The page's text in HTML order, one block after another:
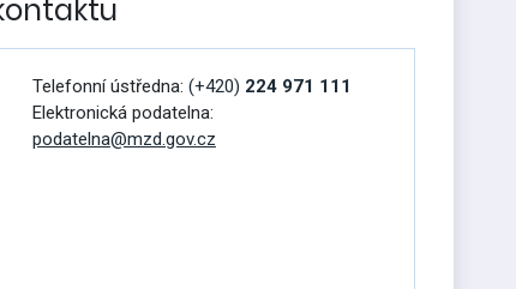
Telefonní ústředna: (+420) 224 971 111
Elektronická podatelna:
podatelna@mzd.gov.cz